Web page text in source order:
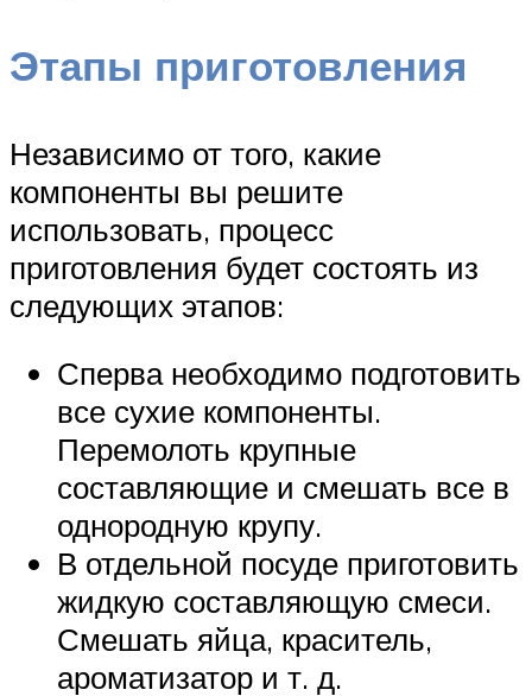
Этапы приготовления
Независимо от того, какие
компоненты вы решите
использовать, процесс
приготовления будет состоять из
следующих этапов:
Сперва необходимо подготовить
все сухие компоненты.
Перемолоть крупные
составляющие и смешать все в
однородную крупу.
В отдельной посуде приготовить
жидкую составляющую смеси.
Смешать яйца, краситель,
ароматизатор и т. д.